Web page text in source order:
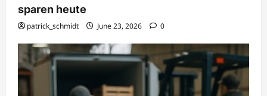
sparen heute
patrick_schmidt June 23, 2026 0